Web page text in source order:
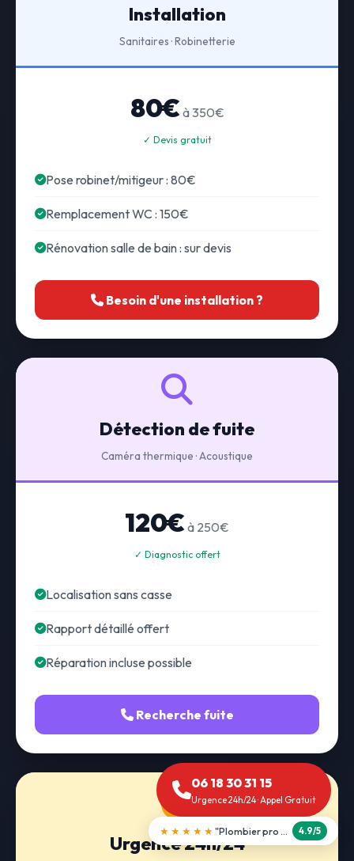
Installation
Sanitaires · Robinetterie
80€ à 350€
✓ Devis gratuit
Pose robinet/mitigeur : 80€
Remplacement WC : 150€
Rénovation salle de bain : sur devis
Besoin d'une installation ?
Détection de fuite
Caméra thermique · Acoustique
120€ à 250€
✓ Diagnostic offert
Localisation sans casse
Rapport détaillé offert
Réparation incluse possible
Recherche fuite
Urgence 24h/24
06 18 30 31 15
Urgence 24h/24 · Appel Gratuit
★★★★★ "Débouchage WC en 30 min" 5.0/5